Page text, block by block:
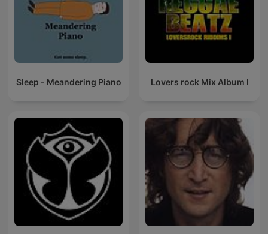
Sleep - Meandering Piano Lovers rock Mix Album I